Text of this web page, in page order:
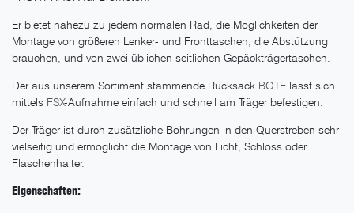
Er bietet nahezu zu jedem normalen Rad, die Möglichkeiten der
Montage von größeren Lenker- und Fronttaschen, die Abstützung
brauchen, und von zwei üblichen seitlichen Gepäckträgertaschen.
Der aus unserem Sortiment stammende Rucksack BOTE lässt sich
mittels FSX-Aufnahme einfach und schnell am Träger befestigen.
Der Träger ist durch zusätzliche Bohrungen in den Querstreben sehr
vielseitig und ermöglicht die Montage von Licht, Schloss oder
Flaschenhalter.
Eigenschaften: